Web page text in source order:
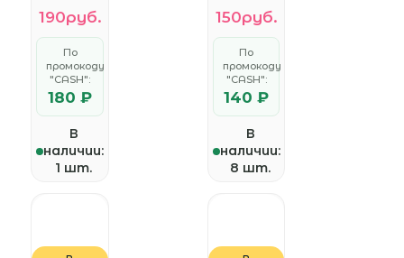
батарейк
а
литиевая,
3V) (1 шт. в
уп-ке)
190руб.
По
промокоду
"CASH":
180 ₽
В
наличии:
1 шт.
150руб.
По
промокоду
"CASH":
140 ₽
В
наличии:
8 шт.